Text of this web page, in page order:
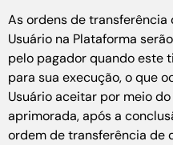
As ordens de
Usuário na Plataforma
pelo pagador quando este
para sua execução, o que
Usuário aceitar por meio
aprimorada, após a
ordem de transferência de